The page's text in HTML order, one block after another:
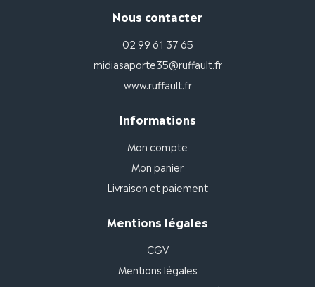
Nous contacter
02 99 61 37 65
midiasaporte35@ruffault.fr
www.ruffault.fr
Informations
Mon compte
Mon panier
Livraison et paiement
Mentions légales
CGV
Mentions légales